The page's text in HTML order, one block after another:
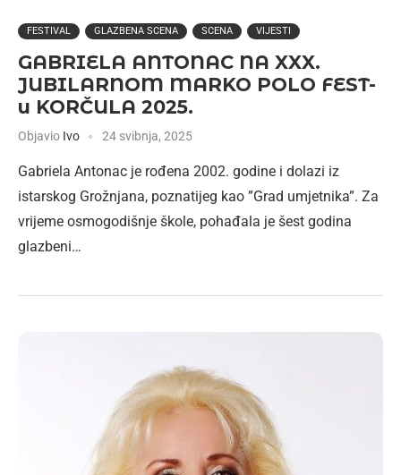
FESTIVAL GLAZBENA SCENA SCENA VIJESTI
GABRIELA ANTONAC NA XXX.
JUBILARNOM MARKO POLO FEST-
u KORČULA 2025.
Objavio Ivo 24 svibnja, 2025
Gabriela Antonac je rođena 2002. godine i dolazi iz
istarskog Grožnjana, poznatijeg kao ”Grad umjetnika”. Za
vrijeme osmogodišnje škole, pohađala je šest godina
glazbeni…